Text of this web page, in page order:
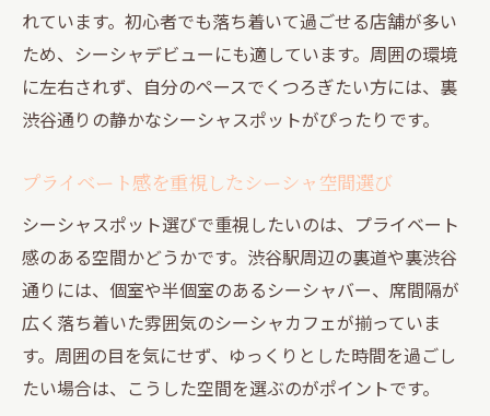
れています。初心者でも落ち着いて過ごせる店舗が多い
ため、シーシャデビューにも適しています。周囲の環境
に左右されず、自分のペースでくつろぎたい方には、裏
渋谷通りの静かなシーシャスポットがぴったりです。
プライベート感を重視したシーシャ空間選び
シーシャスポット選びで重視したいのは、プライベート
感のある空間かどうかです。渋谷駅周辺の裏道や裏渋谷
通りには、個室や半個室のあるシーシャバー、席間隔が
広く落ち着いた雰囲気のシーシャカフェが揃っていま
す。周囲の目を気にせず、ゆっくりとした時間を過ごし
たい場合は、こうした空間を選ぶのがポイントです。